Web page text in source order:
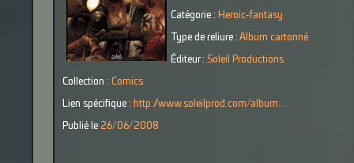
Catégorie : Heroic-fantasy
Type de reliure : Album cartonné
Éditeur : Soleil Productions
Collection : Comics
Lien spécifique : http://www.soleilprod.com/album...
Publié le 26/06/2008